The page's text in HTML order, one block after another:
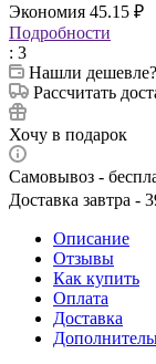
Экономия 45.15 ₽
Подробности
: 3
Нашли дешевле?
Рассчитать
Хочу в подарок
Самовывоз -
Доставка завтра -
Описание
Отзывы
Как купить
Оплата
Доставка